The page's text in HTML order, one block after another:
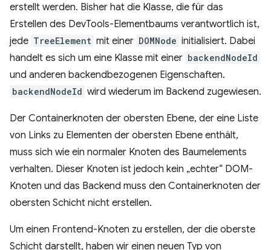
erstellt werden. Bisher hat die Klasse, die für das
Erstellen des DevTools-Elementbaums verantwortlich ist,
jede TreeElement mit einer DOMNode initialisiert. Dabei
handelt es sich um eine Klasse mit einer backendNodeId
und anderen backendbezogenen Eigenschaften.
backendNodeId wird wiederum im Backend zugewiesen.
Der Containerknoten der obersten Ebene, der eine Liste
von Links zu Elementen der obersten Ebene enthält,
muss sich wie ein normaler Knoten des Baumelements
verhalten. Dieser Knoten ist jedoch kein „echter“ DOM-
Knoten und das Backend muss den Containerknoten der
obersten Schicht nicht erstellen.
Um einen Frontend-Knoten zu erstellen, der die oberste
Schicht darstellt, haben wir einen neuen Typ von